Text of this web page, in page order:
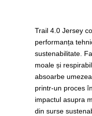
Trail 4.0 Jersey
performanța
sustenabilitate.
moale și
absoarbe
printr-un proces
impactul asupra
din surse